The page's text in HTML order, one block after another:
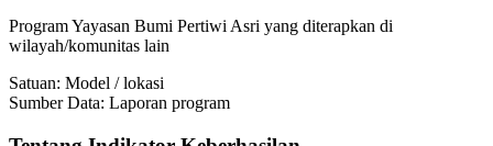
Program Yayasan Bumi Pertiwi Asri yang diterapkan di
wilayah/komunitas lain
Satuan: Model / lokasi
Sumber Data: Laporan program